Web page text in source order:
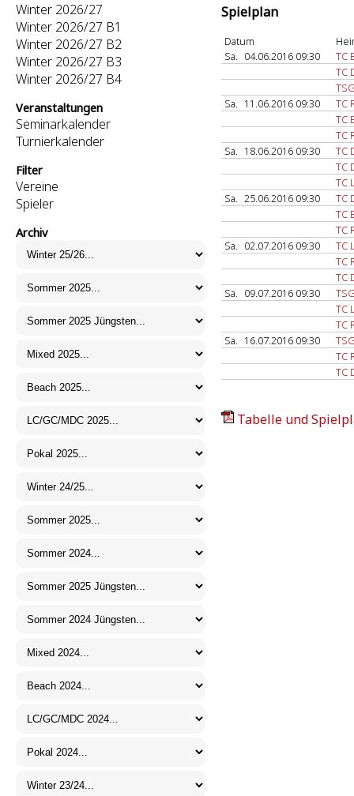
Winter 2026/27
Winter 2026/27 B1
Winter 2026/27 B2
Winter 2026/27 B3
Winter 2026/27 B4
Veranstaltungen
Seminarkalender
Turnierkalender
Filter
Vereine
Spieler
Archiv
Spielplan
Datum
Sa. 04.06.2016 09:30
TC
TC
Sa. 11.06.2016 09:30
TC
TC
TC
Sa. 18.06.2016 09:30
TC
TC
TC
Sa. 25.06.2016 09:30
TC
TC
TC
Sa. 02.07.2016 09:30
TC
TC
TC
Sa. 09.07.2016 09:30
TC
TC
Sa. 16.07.2016 09:30
TC
TC
Tabelle und